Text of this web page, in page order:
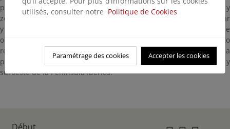
presentan en los miembros anteriores. En lugares abiertos y
zonas despejadas con suelo arenosos. Principalmente crepuscular
y nocturno desde octubre hasta mayo. Durante el día permanece
oculto bajo piedras, troncos o galerías. Comportamiento
reproductor igual al sapo partero común (el macho porta la
puesta hasta su eclosión). Endemismo ibérico. Ocupa el centro y
suroeste de la Península Ibérica.
utilisés, consulter notre Politique de Cookies
Paramétrage des cookies Accepter les cookies